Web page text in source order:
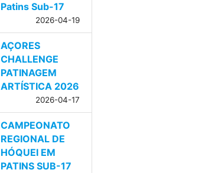
Patins Sub-17
2026-04-19
AÇORES
CHALLENGE
PATINAGEM
ARTÍSTICA 2026
2026-04-17
CAMPEONATO
REGIONAL DE
HÓQUEI EM
PATINS SUB-17